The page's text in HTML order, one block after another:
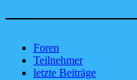
Foren
Teilnehmer
letzte Beiträge